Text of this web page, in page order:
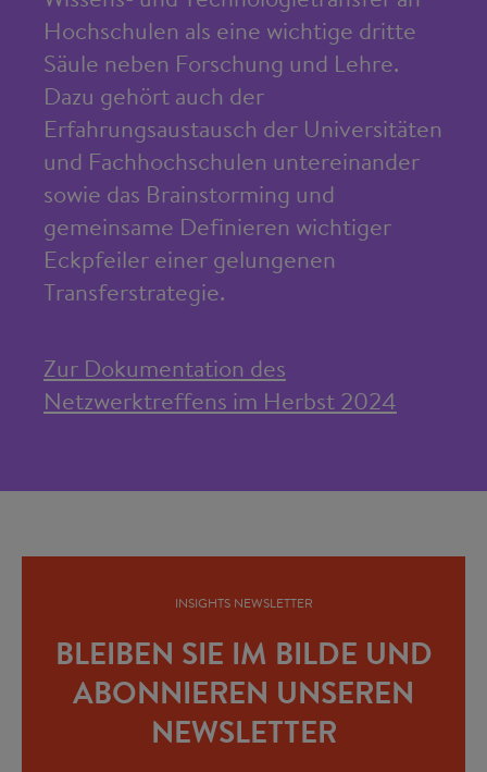
Hochschulen als eine wichtige dritte
Säule neben Forschung und Lehre.
Dazu gehört auch der
Erfahrungsaustausch der Universitäten
und Fachhochschulen untereinander
sowie das Brainstorming und
gemeinsame Definieren wichtiger
Eckpfeiler einer gelungenen
Transferstrategie.
Zur Dokumentation des
Netzwerktreffens im Herbst 2024
INSIGHTS NEWSLETTER
BLEIBEN SIE IM BILDE UND
ABONNIEREN UNSEREN
NEWSLETTER